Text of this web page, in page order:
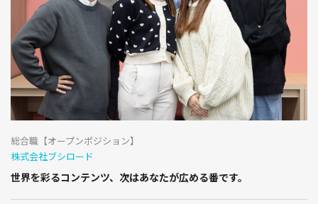
総合職【オープンポジション】
株式会社ブシロード
世界を彩るコンテンツ、次はあなたが広める番です。